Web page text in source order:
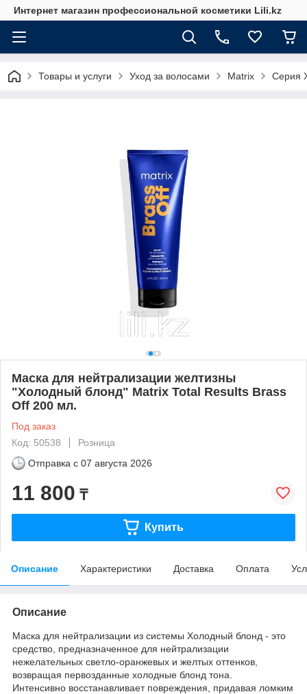
Интернет магазин профессиональной косметики Lili.kz
Товары и услуги Уход за волосами Matrix Серия
Маска для нейтрализации желтизны
"Холодный блонд" Matrix Total Results Brass
Off 200 мл.
Под заказ
Код: 50538
Розница
Отправка с 07 августа 2026
11 800 ₸
Купить
Описание Характеристики Доставка Оплата
Описание
Маска для нейтрализации из системы Холодный блонд - это
средство, предназначенное для нейтрализации
нежелательных светло-оранжевых и желтых оттенков,
возвращая первозданные холодные блонд тона.
Интенсивно восстанавливает повреждения, придавая ломким